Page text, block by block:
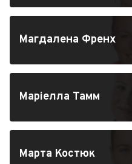
Магдалена Френх
Маріелла Тамм
Марта Костюк